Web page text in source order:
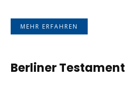
MEHR ERFAHREN
Berliner Testament